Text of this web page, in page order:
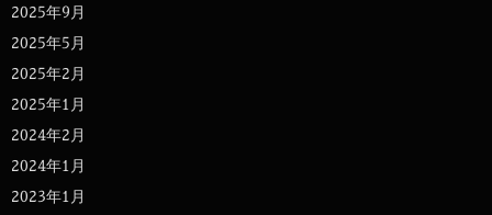
2025年9月
2025年5月
2025年2月
2025年1月
2024年2月
2024年1月
2023年1月